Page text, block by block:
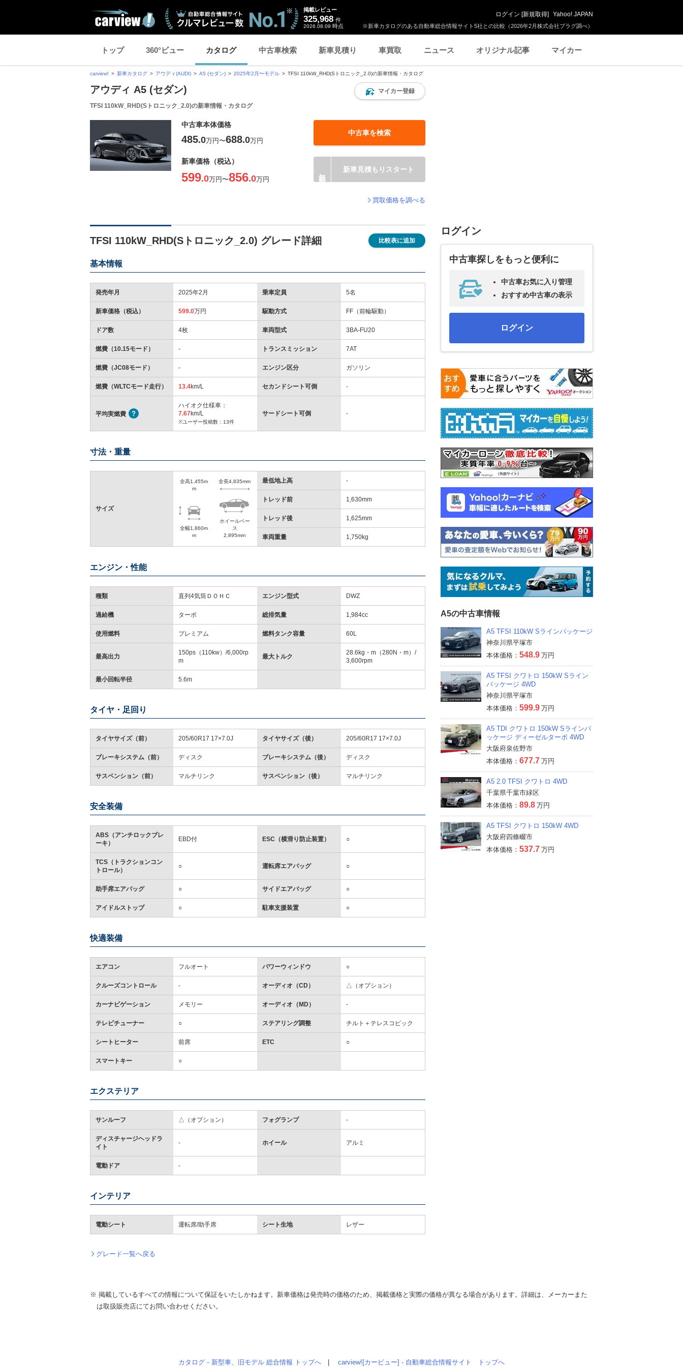
※新車カタログのある自動車総合情報サイト5社との比較（2026年2月株式会社プラグ調べ）
掲載レビュー
325,968 件
2026.08.09 時点
ログイン [新規取得] Yahoo! JAPAN
トップ 360°ビュー カタログ 中古車検索 新車見積り 車買取 ニュース オリジナル記事 マイカー
carview! 新車カタログ アウディ(AUDI) A5 (セダン) 2025年2月〜モデル TFSI 110kW_RHD(Sトロニック_2.0)の新車情報・カタログ
アウディ A5 (セダン)
TFSI 110kW_RHD(Sトロニック_2.0)の新車情報・カタログ
マイカー登録
中古車本体価格
485.0万円〜688.0万円
中古車を検索
新車価格（税込）
599.0万円〜856.0万円
新車見積もりスタート
買取価格を調べる
TFSI 110kW_RHD(Sトロニック_2.0) グレード詳細 比較表に追加
基本情報
発売年月 2025年2月 乗車定員 5名
新車価格（税込） 599.0万円 駆動方式 FF（前輪駆動）
ドア数 4枚 車両型式 3BA-FU20
燃費（10.15モード） - トランスミッション 7AT
燃費（JC08モード） - エンジン区分 ガソリン
燃費（WLTCモード走行） 13.4km/L セカンドシート可倒 -
平均実燃費
ハイオク仕様車：
7.67km/L
※ユーザー投稿数：13件
サードシート可倒 -
寸法・重量
サイズ
全高1,455m
m
全幅1,860m
m
全長4,835mm
ホイールベー
ス
2,895mm
最低地上高 -
トレッド前 1,630mm
トレッド後 1,625mm
車両重量 1,750kg
エンジン・性能
種類 直列4気筒ＤＯＨＣ エンジン型式 DWZ
過給機 ターボ 総排気量 1,984cc
使用燃料 プレミアム 燃料タンク容量 60L
最高出力
150ps（110kw）/6,000rp
m
最大トルク
28.6kg・m（280N・m）/
3,600rpm
最小回転半径 5.6m
タイヤ・足回り
タイヤサイズ（前） 205/60R17 17×7.0J タイヤサイズ（後） 205/60R17 17×7.0J
ブレーキシステム（前） ディスク ブレーキシステム（後） ディスク
サスペンション（前） マルチリンク サスペンション（後） マルチリンク
安全装備
ABS（アンチロックブレ
ーキ）
EBD付 ESC（横滑り防止装置） ○
TCS（トラクションコン
トロール）
○ 運転席エアバッグ ○
助手席エアバッグ ○ サイドエアバッグ ○
アイドルストップ ○ 駐車支援装置 ○
快適装備
エアコン フルオート パワーウィンドウ ○
クルーズコントロール - オーディオ（CD） △（オプション）
カーナビゲーション メモリー オーディオ（MD） -
テレビチューナー ○ ステアリング調整 チルト＋テレスコピック
シートヒーター 前席 ETC ○
スマートキー ○
エクステリア
サンルーフ △（オプション） フォグランプ -
ディスチャージヘッドラ
イト
- ホイール アルミ
電動ドア -
インテリア
電動シート 運転席/助手席 シート生地 レザー
ログイン
中古車探しをもっと便利に
中古車お気に入り管理
おすすめ中古車の表示
ログイン
A5の中古車情報
A5 TFSI 110kW Sラインパッケージ
神奈川県平塚市
本体価格： 548.9 万円
A5 TFSI クワトロ 150kW Sライン
パッケージ 4WD
神奈川県平塚市
本体価格： 599.9 万円
A5 TDI クワトロ 150kW Sラインパ
ッケージ ディーゼルターボ 4WD
大阪府泉佐野市
本体価格： 677.7 万円
A5 2.0 TFSI クワトロ 4WD
千葉県千葉市緑区
本体価格： 89.8 万円
A5 TFSI クワトロ 150kW 4WD
大阪府四條畷市
本体価格： 537.7 万円
グレード一覧へ戻る
※ 掲載しているすべての情報について保証をいたしかねます。新車価格は発売時の価格のため、掲載価格と実際の価格が異なる場合があります。詳細は、メーカーまた
は取扱販売店にてお問い合わせください。
カタログ－新型車、旧モデル 総合情報 トップへ carview![カービュー] - 自動車総合情報サイト トップへ